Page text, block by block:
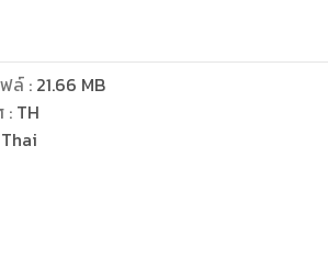
อน
ดีๆ จากนักลงทุนที่ผ่านอุปสรรคต่างๆ ใน
ยทอดไม่ใช่เรื่องที่จะได้เห็นกันง่ายๆ แต่ตอน
ในมือคุณพร้อมกันในเล่มนี้แล้ว!!! "
ล์: 21.66 MB
: TH
Thai